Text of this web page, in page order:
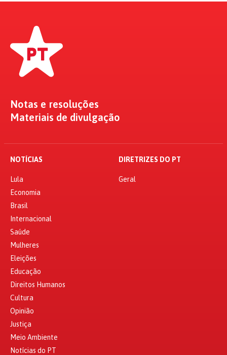
Notas e resoluções
Materiais de divulgação
NOTÍCIAS
Lula
Economia
Brasil
Internacional
Saúde
Mulheres
Eleições
Educação
Direitos Humanos
Cultura
Opinião
Justiça
Meio Ambiente
Notícias do PT
DIRETRIZES DO PT
Geral